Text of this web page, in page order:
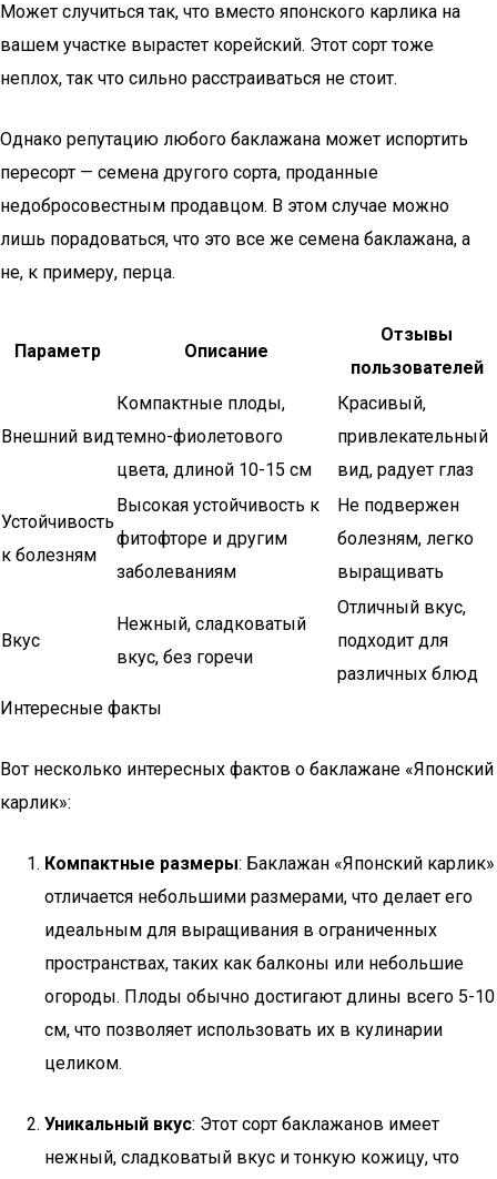
Может случиться так, что вместо японского карлика на
вашем участке вырастет корейский. Этот сорт тоже
неплох, так что сильно расстраиваться не стоит.
Однако репутацию любого баклажана может испортить
пересорт — семена другого сорта, проданные
недобросовестным продавцом. В этом случае можно
лишь порадоваться, что это все же семена баклажана, а
не, к примеру, перца.
Параметр Описание
Отзывы
пользователей
Внешний вид
Компактные плоды,
темно-фиолетового
цвета, длиной 10-15 см
Красивый,
привлекательный
вид, радует глаз
Устойчивость
к болезням
Высокая устойчивость к
фитофторе и другим
заболеваниям
Не подвержен
болезням, легко
выращивать
Вкус
Нежный, сладковатый
вкус, без горечи
Отличный вкус,
подходит для
различных блюд
Интересные факты
Вот несколько интересных фактов о баклажане «Японский
карлик»:
Компактные размеры: Баклажан «Японский карлик»
отличается небольшими размерами, что делает его
идеальным для выращивания в ограниченных
пространствах, таких как балконы или небольшие
огороды. Плоды обычно достигают длины всего 5-10
см, что позволяет использовать их в кулинарии
целиком.
Уникальный вкус: Этот сорт баклажанов имеет
нежный, сладковатый вкус и тонкую кожицу, что